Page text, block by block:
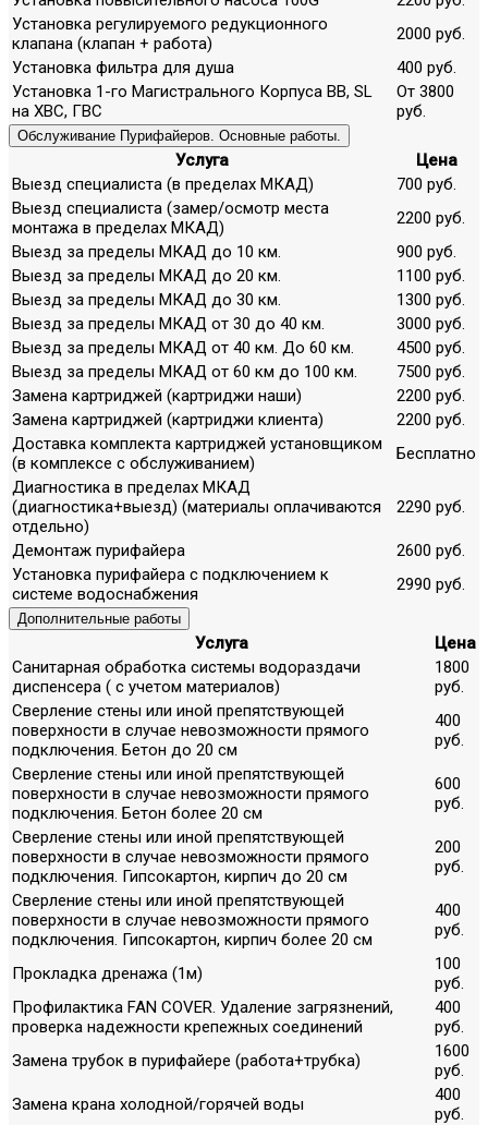
Установка регулируемого редукционного
клапана (клапан + работа)
2000 руб.
Установка фильтра для душа
400 руб.
Установка 1-го Магистрального Корпуса ВВ, SL
на ХВС, ГВС
От 3800
руб.
Обслуживание Пурифайеров. Основные работы.
Услуга
Цена
Выезд специалиста (в пределах МКАД)
700 руб.
Выезд специалиста (замер/осмотр места
монтажа в пределах МКАД)
2200 руб.
Выезд за пределы МКАД до 10 км.
900 руб.
Выезд за пределы МКАД до 20 км.
1100 руб.
Выезд за пределы МКАД до 30 км.
1300 руб.
Выезд за пределы МКАД от 30 до 40 км.
3000 руб.
Выезд за пределы МКАД от 40 км. До 60 км.
4500 руб.
Выезд за пределы МКАД от 60 км до 100 км.
7500 руб.
Замена картриджей (картриджи наши)
2200 руб.
Замена картриджей (картриджи клиента)
2200 руб.
Доставка комплекта картриджей установщиком
(в комплексе с обслуживанием)
Бесплатно
Диагностика в пределах МКАД
(диагностика+выезд) (материалы оплачиваются
отдельно)
2290 руб.
Демонтаж пурифайера
2600 руб.
Установка пурифайера с подключением к
системе водоснабжения
2990 руб.
Дополнительные работы
Услуга
Цена
Санитарная обработка системы водораздачи
диспенсера ( с учетом материалов)
1800
руб.
Сверление стены или иной препятствующей
поверхности в случае невозможности прямого
подключения. Бетон до 20 см
400
руб.
Сверление стены или иной препятствующей
поверхности в случае невозможности прямого
подключения. Бетон более 20 см
600
руб.
Сверление стены или иной препятствующей
поверхности в случае невозможности прямого
подключения. Гипсокартон, кирпич до 20 см
200
руб.
Сверление стены или иной препятствующей
поверхности в случае невозможности прямого
подключения. Гипсокартон, кирпич более 20 см
400
руб.
Прокладка дренажа (1м)
100
руб.
Профилактика FAN COVER. Удаление загрязнений,
проверка надежности крепежных соединений
400
руб.
Замена трубок в пурифайере (работа+трубка)
1600
руб.
Замена крана холодной/горячей воды
400
руб.